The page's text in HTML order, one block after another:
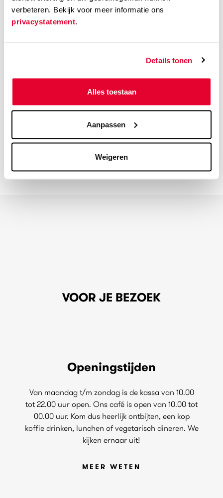
verbeteren. Bekijk voor meer informatie ons
privacystatement.
Details tonen
Alles toestaan
Aanpassen
Weigeren
Taal
Nederlands of Engels [label: EN SUBS]
Speelduur
Kijkwijzer
VOOR JE BEZOEK
Openingstijden
Van maandag t/m zondag is de kassa van 10.00
tot 22.00 uur open. Ons café is open van 10.00 tot
00.00 uur. Kom dus heerlijk ontbijten, een kop
koffie drinken, lunchen of vegetarisch dineren. We
kijken ernaar uit!
MEER WETEN